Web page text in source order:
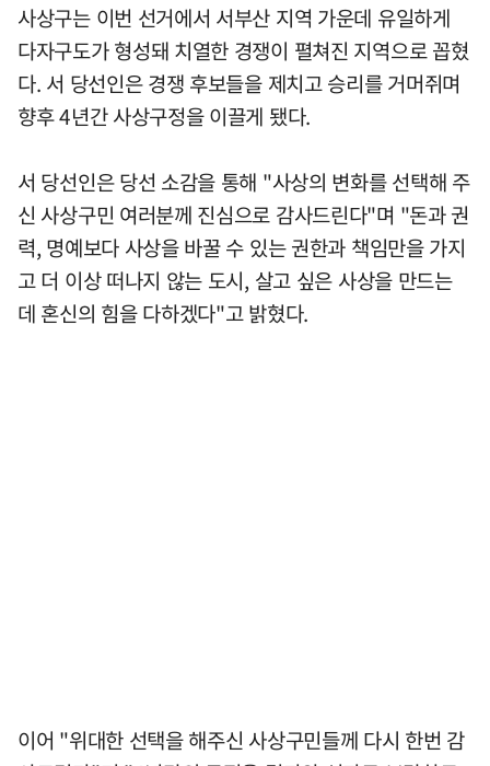
사상구는 이번 선거에서 서부산 지역 가운데 유일하게
다자구도가 형성돼 치열한 경쟁이 펼쳐진 지역으로 꼽혔
다. 서 당선인은 경쟁 후보들을 제치고 승리를 거머쥐며
향후 4년간 사상구정을 이끌게 됐다.
서 당선인은 당선 소감을 통해 "사상의 변화를 선택해 주
신 사상구민 여러분께 진심으로 감사드린다"며 "돈과 권
력, 명예보다 사상을 바꿀 수 있는 권한과 책임만을 가지
고 더 이상 떠나지 않는 도시, 살고 싶은 사상을 만드는
데 혼신의 힘을 다하겠다"고 밝혔다.
이어 "위대한 선택을 해주신 사상구민들께 다시 한번 감